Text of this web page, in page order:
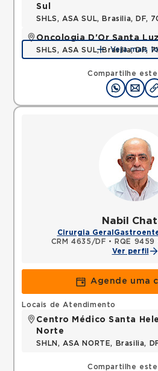
Compartilhe
Sul
SHLS, ASA SUL, Brasilia, DF,
Oncologia D'Or Santa
SHLS, ASA SUL, Brasilia, DF,
Veja mais
Nabil
Cirurgia Geral
CRM 4635/DF •
RQE
Ver perfil
Agende uma
Compartilhe
Locais de Atendimento
Centro Médico Santa
Norte
SHLN, ASA NORTE, Brasilia,